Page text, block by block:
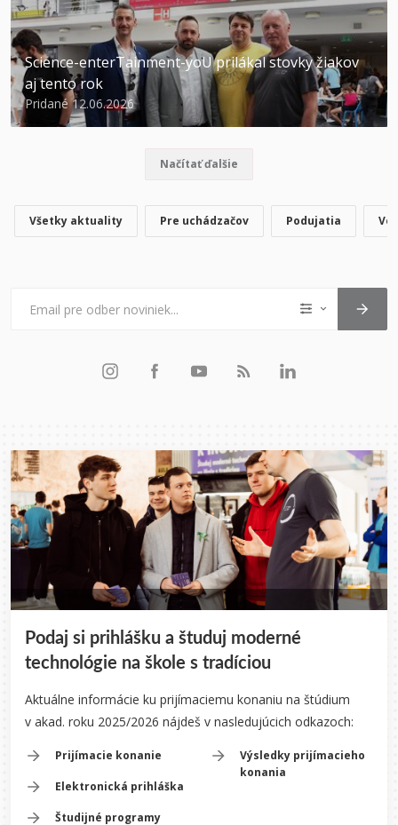
Science-enterTainment-yoU prilákal stovky žiakov
aj tento rok
Pridané 12.06.2026
Načítať ďalšie
Všetky aktuality Pre uchádzačov Podujatia
Podaj si prihlášku a študuj moderné
technológie na škole s tradíciou
Aktuálne informácie ku prijímaciemu konaniu na štúdium
v akad. roku 2025/2026 nájdeš v nasledujúcich odkazoch:
Prijímacie konanie
Elektronická prihláška
Študijné programy
Výsledky prijímacieho
konania